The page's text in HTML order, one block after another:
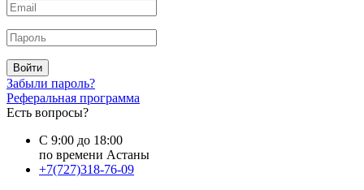
Войти
Забыли пароль?
Реферальная программа
Есть вопросы?
С 9:00 до 18:00
по времени Астаны
+7(727)318-76-09